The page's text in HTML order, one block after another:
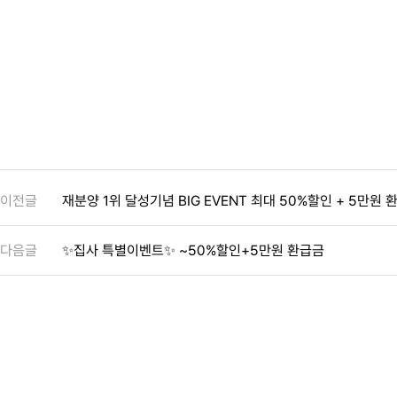
이전글 재분양 1위 달성기념 BIG EVENT 최대 50%할인 + 5만원
다음글 ✨집사 특별이벤트✨ ~50%할인+5만원 환급금